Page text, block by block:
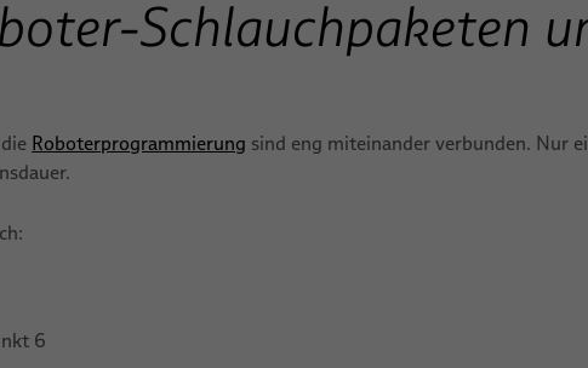
Schlauchpaketen
Roboterprogrammierung sind eng miteinander verbunden. Nur
6